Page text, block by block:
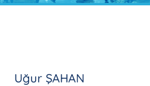
Uğur ŞAHAN